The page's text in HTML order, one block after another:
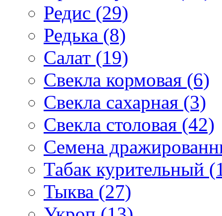
Редис (29)
Редька (8)
Салат (19)
Свекла кормовая (6)
Свекла сахарная (3)
Свекла столовая (42)
Семена
Табак курительный
Тыква (27)